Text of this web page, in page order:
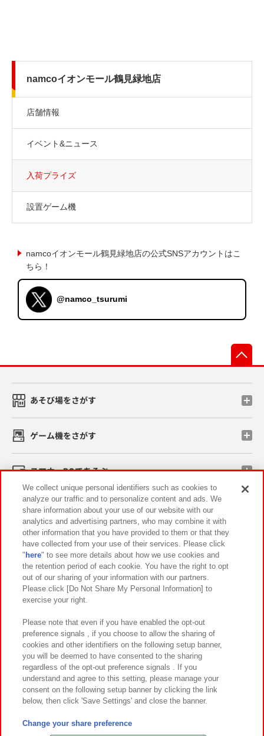
namcoイオンモール鶴見緑地店
店舗情報
イベント&ニュース
入荷プライズ
設置ゲーム機
namcoイオンモール鶴見緑地店の公式SNSアカウントはこ
ちら！
@namco_tsurumi
あそび場をさがす
ゲーム機をさがす
スマホ・PCであそぶ
イベント・キャンペーン
関連会社 サステナビリティ サイトポリシー
プライバシーポリシー ウェブアクセシビリティ方針と検証結果
お取引先さまとともに
カスタマーハラスメント対応方針 よくあるご質問・お問い合わせ
©Bandai Namco Amusement Inc.
©Bandai Namco Amusement Lab Inc.
We collect unique personal identifiers such as cookies to
analyze our traffic and to personalize content and ads. We
share information about your use of our website with our
analytics and advertising partners, who may combine it with
other information that you have provided to them or that they
have collected from your use of their services. Please click
" here" to see more details about how we use cookies and
the retention period of each cookie. You have the right to opt
out of our sharing of your information with our partners.
Please click [Do Not Share My Personal Information] to
exercise your right.
Please note that even if you have enabled the opt-out
preference signals , if you choose to allow the sharing of
cookies and other identifiers on the following setup banner,
you will be deemed to have consented to the sharing
regardless of the opt-out preference signals . If you
understand and agree to this setting, please manage your
consent on the following setup banner by clicking the link
below, then click 'Save Settings' and close the banner.
Change your share preference